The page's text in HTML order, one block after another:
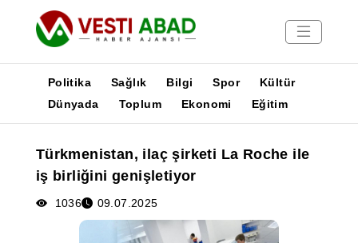
Yayınlar
Medya
Poster
Politika Sağlık Bilgi Spor
Kültür
Dünyada
Toplum Ekonomi Eğitim
Türkmenistan, ilaç şirketi La Roche ile
iş birliğini genişletiyor
1036 09.07.2025